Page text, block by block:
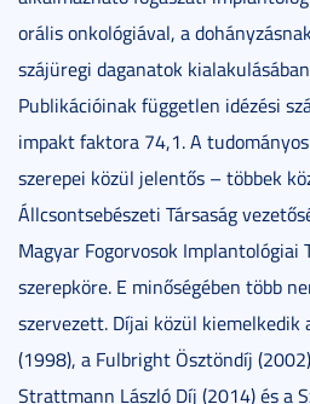
orális onkológiával, a
szájüregi daganatok
Publikációinak független idézési
impakt faktora 74,1. A
szerepei közül jelentős – többek
Állcsontsebészeti Társaság
Magyar Fogorvosok Implantológiai
szerepköre. E minőségében több
szervezett. Díjai közül kiemelkedik
(1998), a Fulbright Ösztöndíj
Strattmann László Díj (2014) és a